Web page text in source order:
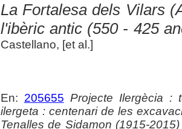
La Fortalesa dels Vilars
l'ibèric antic (550 - 425
Castellano, [et al.]
En: 205655 Projecte Ilergècia :
ilergeta : centenari de les
Tenalles de Sidamon (1915-